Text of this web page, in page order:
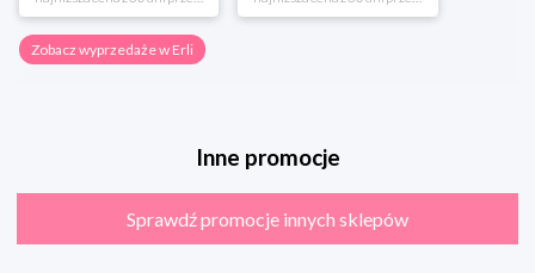
Zobacz wyprzedaże w Erli
Inne promocje
Sprawdź promocje innych sklepów